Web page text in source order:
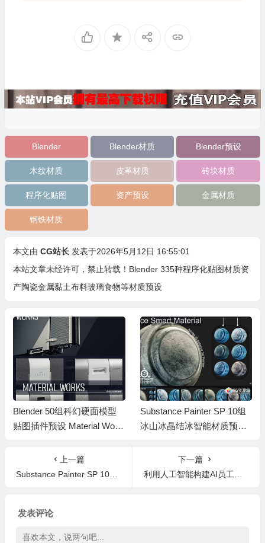
Blender Blender材质 Blender预设
木纹材质 皮革材质 砖块材质
程序化贴图 资产预设 金属材质
钢铁材质
本文由 CG站长 发表于2026年5月12日 16:55:01
本站文章未经许可，禁止转载！ Blender 335种程序化贴图材质资
产陶瓷金属黏土布料玻璃食物等材质预设
Blender 50组科幻硬面模型
贴图插件预设 Material Work
Substance Painter SP 10组
冰山冰晶结冰智能材质预设
上一篇
Substance Painter SP 10组冰山冰晶结冰智能材质预设 spsm格式 Ice Smart Material
下一篇
利用人工智能构建AI员工自动化流程课程 AI Workshop (FEB 2026)
发表评论